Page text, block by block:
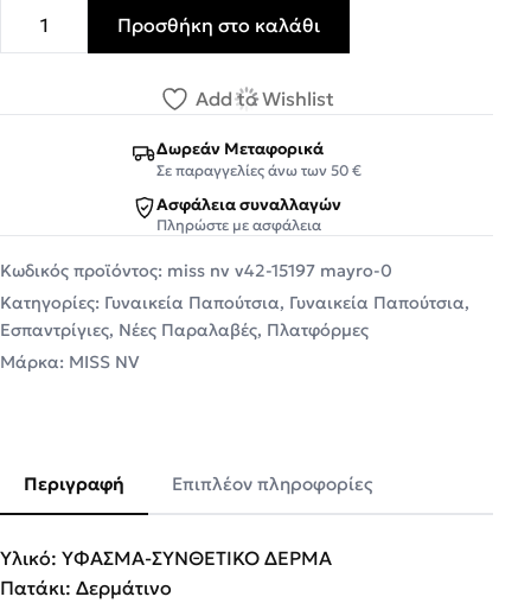
Miss NV Γυναικεία Πέδιλα Εσπαντρίγιες V42-15197-34
Προσθήκη στο καλάθι
Add to Wishlist
Δωρεάν Μεταφορικά
Σε παραγγελίες άνω των 50 €
Ασφάλεια συναλλαγών
Πληρώστε με ασφάλεια
Κωδικός προϊόντος: miss nv v42-15197 mayro-0
Κατηγορίες: Γυναικεία Παπούτσια, Γυναικεία Παπούτσια,
Εσπαντρίγιες, Νέες Παραλαβές, Πλατφόρμες
Μάρκα: MISS NV
Περιγραφή Επιπλέον πληροφορίες
Υλικό: ΥΦΑΣΜΑ-ΣΥΝΘΕΤΙΚΟ ΔΕΡΜΑ
Πατάκι: Δερμάτινο